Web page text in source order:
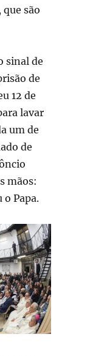
são
sinal de
de
12 de
lavar
um de
de
mãos:
o Papa.